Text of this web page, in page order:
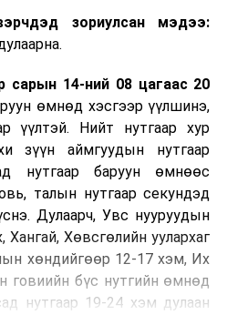
зориулсан мэдээ:
сарын 14-ний 08 цагаас 20
өмнөд хэсгээр үүлшинэ,
үүлтэй. Нийт нутгаар хур
зүүн аймгуудын нутгаар
нутгаар баруун өмнөөс
талын нутгаар секундэд
Дулаарч, Увс нууруудын
Хангай, Хөвсгөлийн уулархаг
хөндийгөөр 12-17 хэм, Их
говиийн бүс нутгийн өмнөд
нутгаар 19-24 хэм дулаан